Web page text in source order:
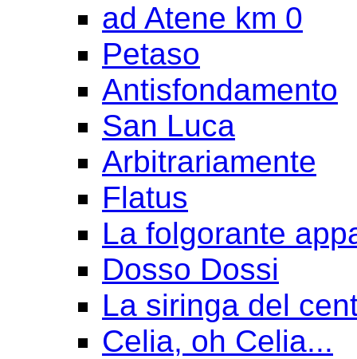
ad Atene km 0
Petaso
Antisfondamento
San Luca
Arbitrariamente
Flatus
La folgorante
Dosso Dossi
La siringa del
Celia, oh Celia...